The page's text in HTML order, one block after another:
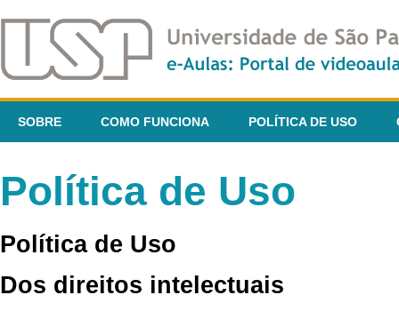
SOBRE COMO FUNCIONA POLÍTICA DE USO
Política de Uso
Política de Uso
Dos direitos intelectuais